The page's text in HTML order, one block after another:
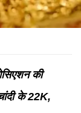
की
के 22K,